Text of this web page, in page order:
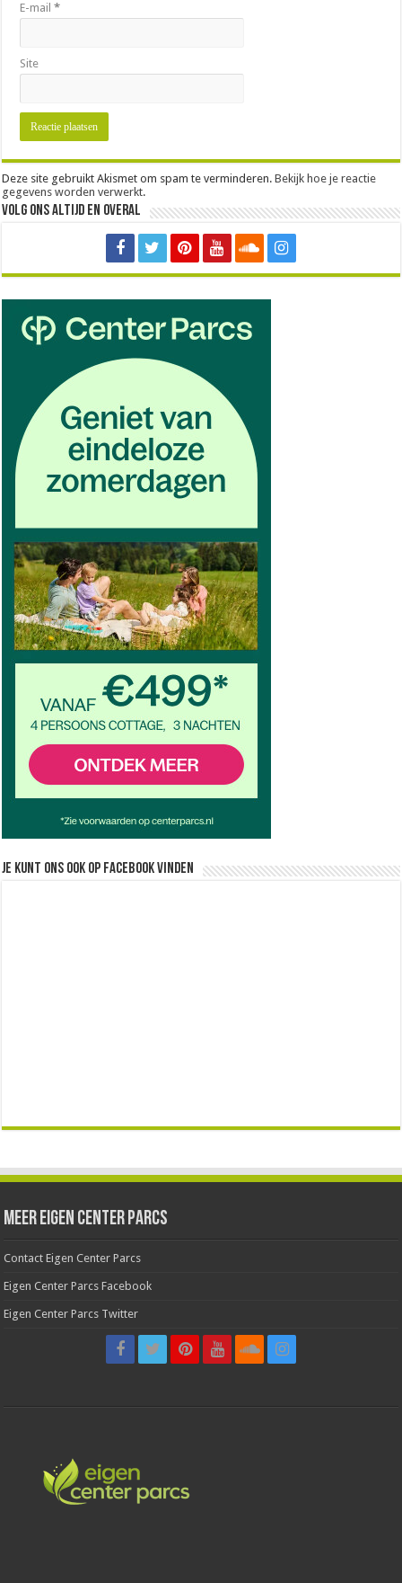
E-mail*
Site
Deze site gebruikt Akismet om spam te verminderen.Bekijk hoe je reactie
gegevens worden verwerkt.
Volg ons altijd en overal
Je kunt ons ook op facebook vinden
Meer Eigen Center Parcs
Contact Eigen Center Parcs
Eigen Center Parcs Facebook
Eigen Center Parcs Twitter